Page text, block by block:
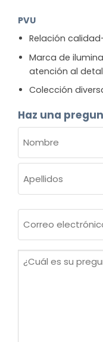
PVU
Relación
Marca de
atención al
Colección
Haz una
(OBLIGATORIO)
Nombre
electrónico
¿Cuál